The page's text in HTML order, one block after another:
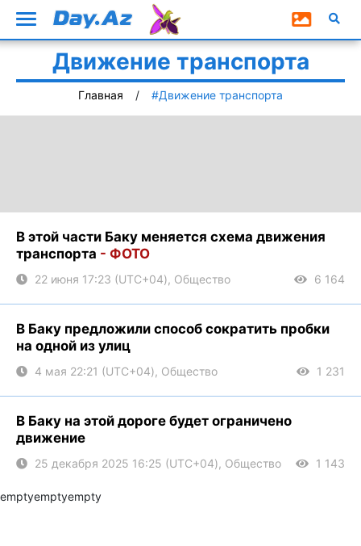
Движение транспорта
Главная #Движение транспорта
В этой части Баку меняется схема движения
транспорта - ФОТО
22 июня 17:23 (UTC+04), Общество 6 164
В Баку предложили способ сократить пробки
на одной из улиц
4 мая 22:21 (UTC+04), Общество 1 231
В Баку на этой дороге будет ограничено
движение
25 декабря 2025 16:25 (UTC+04), Общество 1 143
emptyemptyempty